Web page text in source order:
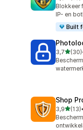
Blokkeer
IP- en
Built
3,7van 5
(30)
30
Shop
3,9van 5
(13)
13 •